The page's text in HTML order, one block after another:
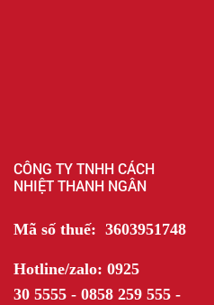
CÔNG TY TNHH CÁCH
NHIỆT THANH NGÂN
Mã số thuế: 3603951748
Hotline/zalo: 0925
30 5555 - 0858 259 555 -